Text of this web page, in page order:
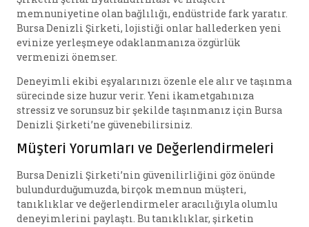
memnuniyetine olan bağlılığı, endüstride fark yaratır.
Bursa Denizli Şirketi, lojistiği onlar hallederken yeni
evinize yerleşmeye odaklanmanıza özgürlük
vermenizi önemser.
Deneyimli ekibi eşyalarınızı özenle ele alır ve taşınma
sürecinde size huzur verir. Yeni ikametgahınıza
stressiz ve sorunsuz bir şekilde taşınmanız için Bursa
Denizli Şirketi’ne güvenebilirsiniz.
Müşteri Yorumları ve Değerlendirmeleri
Bursa Denizli Şirketi’nin güvenilirliğini göz önünde
bulundurduğumuzda, birçok memnun müşteri,
tanıklıklar ve değerlendirmeler aracılığıyla olumlu
deneyimlerini paylaştı. Bu tanıklıklar, şirketin